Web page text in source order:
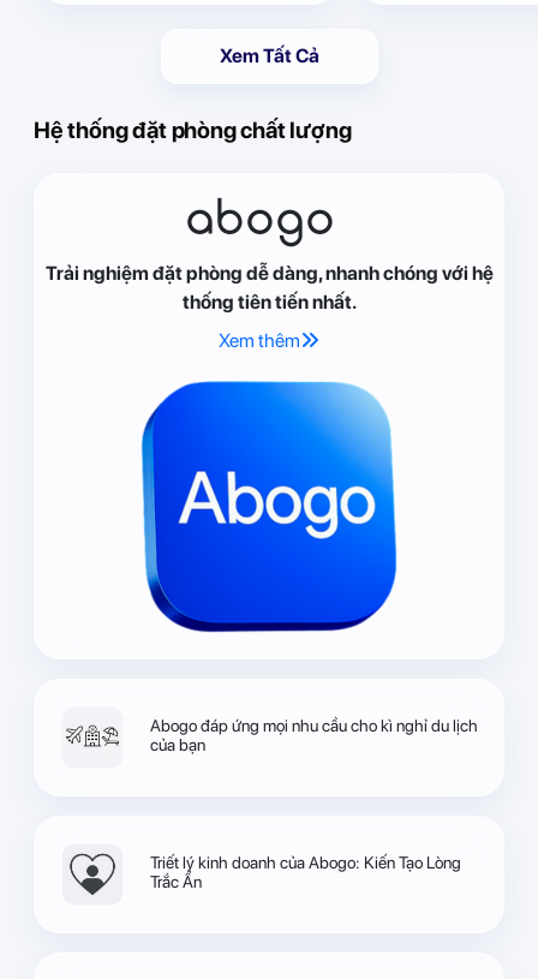
Xem Tất Cả
Hệ thống đặt phòng chất lượng
abogo
Trải nghiệm đặt phòng dễ dàng, nhanh chóng với hệ
thống tiên tiến nhất.
Xem thêm
Abogo đáp ứng mọi nhu cầu cho kì nghỉ du lịch
của bạn
Triết lý kinh doanh của Abogo: Kiến Tạo Lòng
Trắc Ẩn